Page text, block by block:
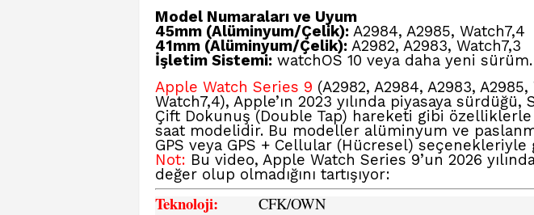
Model Numaraları ve Uyum
45mm (Alüminyum/Çelik): A2984, A2985, Watch7,4
41mm (Alüminyum/Çelik): A2982, A2983, Watch7,3
İşletim Sistemi: watchOS 10 veya daha yeni sürüm.
Apple Watch Series 9 (A2982, A2984, A2983, A2985,
Watch7,4), Apple’ın 2023 yılında piyasaya sürdüğü,
Çift Dokunuş (Double Tap) hareketi gibi özelliklerle
saat modelidir. Bu modeller alüminyum ve
GPS veya GPS + Cellular (Hücresel) seçenekleriyle
Not: Bu video, Apple Watch Series 9’un 2026
değer olup olmadığını tartışıyor:
Teknoloji: CFK/OWN